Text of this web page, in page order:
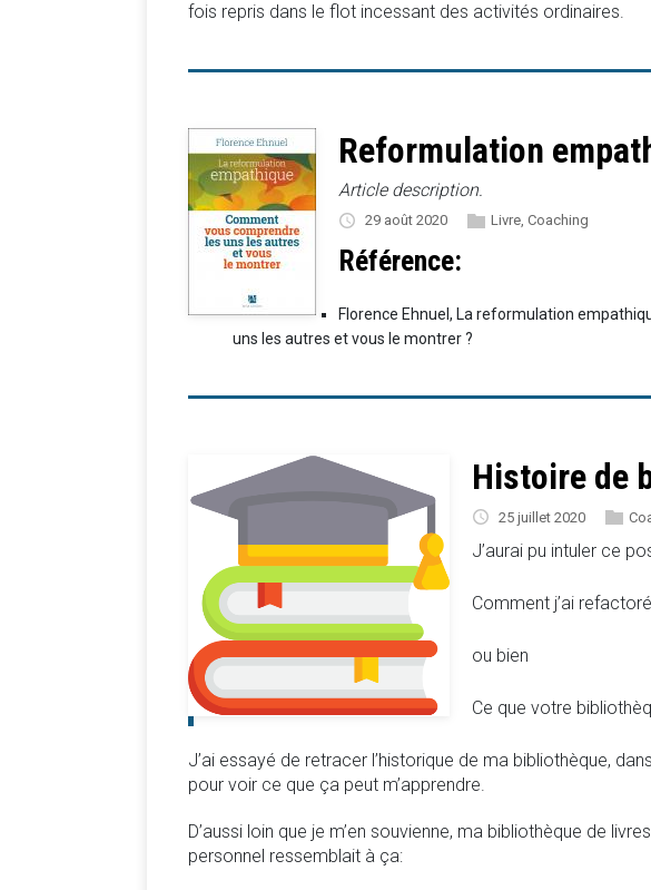
fois repris dans le flot incessant des activités ordinaires.
Reformulation
Article description.
29 août 2020 Livre Coaching
Référence:
Florence Ehnuel, La reformulation
uns les autres et vous le montrer ?
Histoire de
25 juillet 2020
J’aurai pu intuler ce
Comment j’ai
ou bien
Ce que votre
J’ai essayé de retracer l’historique de ma bibliothèque,
pour voir ce que ça peut m’apprendre.
D’aussi loin que je m’en souvienne, ma bibliothèque de
personnel ressemblait à ça: